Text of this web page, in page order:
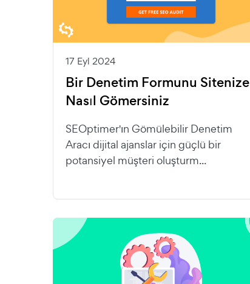
17 Eyl 2024
Bir Denetim Formunu Sitenize
Nasıl Gömersiniz
SEOptimer'ın Gömülebilir Denetim
Aracı dijital ajanslar için güçlü bir
potansiyel müşteri oluşturm...